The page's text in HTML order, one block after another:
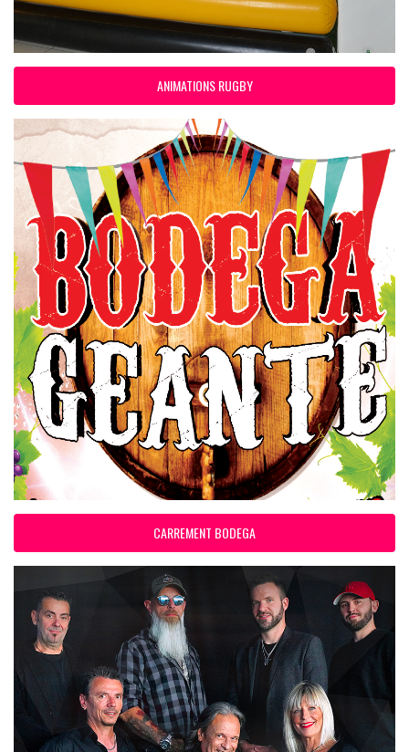
ANIMATIONS RUGBY
CARREMENT BODEGA